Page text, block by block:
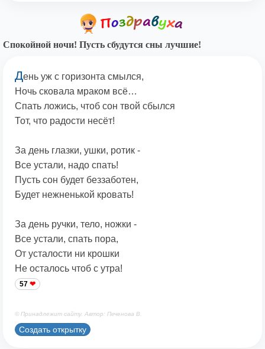
Спокойной ночи! Пусть сбудутся сны лучшие!
День уж с горизонта смылся,
Ночь сковала мраком всё…
Спать ложись, чтоб сон твой сбылся
Тот, что радости несёт!
За день глазки, ушки, ротик -
Все устали, надо спать!
Пусть сон будет беззаботен,
Будет нежненькой кровать!
За день ручки, тело, ножки -
Все устали, спать пора,
От усталости ни крошки
Не осталось чтоб с утра!
57
© Принадлежит сайту. Автор: Печенова В.
Создать открытку